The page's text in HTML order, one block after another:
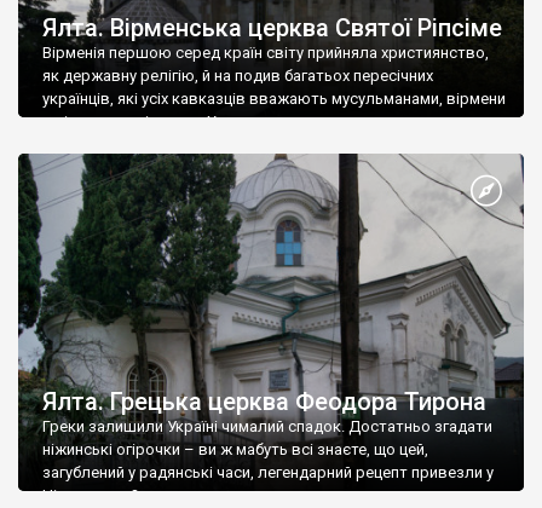
Ялта. Вірменська церква Святої Ріпсіме
Вірменія першою серед країн світу прийняла християнство,
як державну релігію, й на подив багатьох пересічних
українців, які усіх кавказців вважають мусульманами, вірмени
є відданими вірянами Христа
Ялта. Грецька церква Феодора Тирона
Греки залишили Україні чималий спадок. Достатньо згадати
ніжинські огірочки – ви ж мабуть всі знаєте, що цей,
загублений у радянські часи, легендарний рецепт привезли у
Ніжин греки?